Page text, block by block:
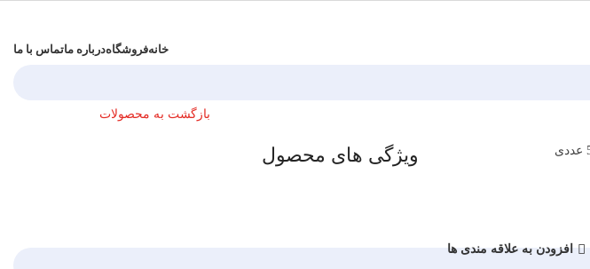
خانهفروشگاهدرباره ماتماس با ما
بازگشت به محصولات
افزودن به علاقه مندی ها
ویژگی های محصول